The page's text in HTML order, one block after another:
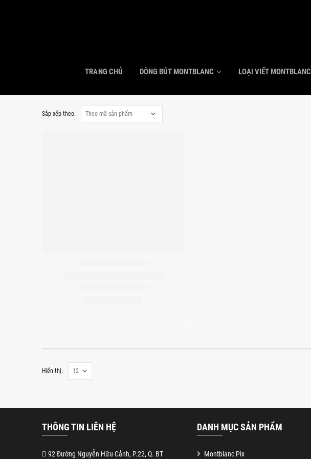
TRANG CHỦ DÒNG BÚT MONTBLANC LOẠI VIẾT MONTBLANC
Sắp xếp theo:
Hiển thị:
THÔNG TIN LIÊN HỆ
92 Đường Nguyễn Hữu Cảnh, P.22, Q. BT
DANH MỤC SẢN PHẨM
Montblanc Pix